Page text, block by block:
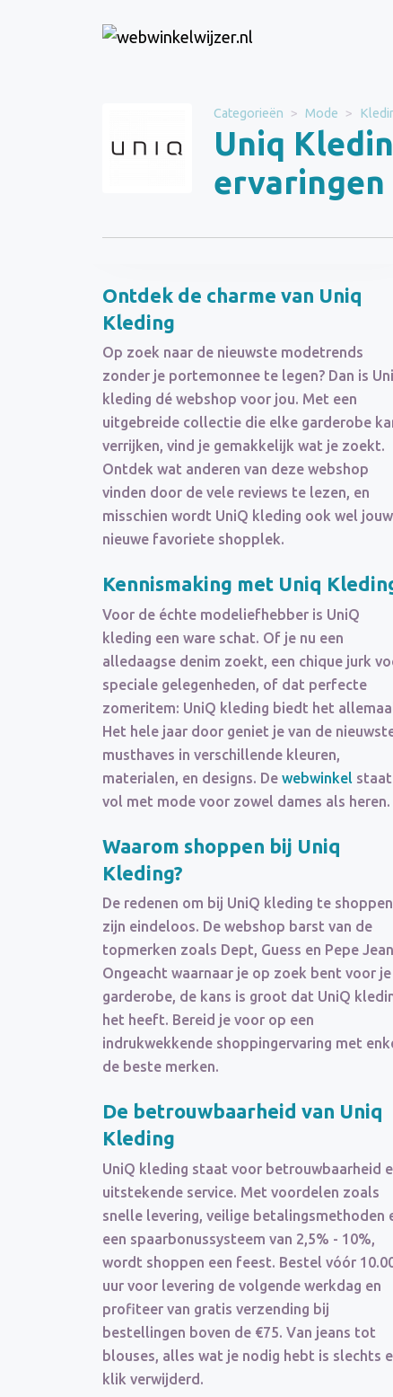
Categorieën Mode
Uniq
ervaringen
Uniq Kleding
Categorie
Mode
Ontdek de charme van Uniq
Kleding
Op zoek naar de nieuwste modetrends
zonder je portemonnee te legen? Dan is
kleding dé webshop voor jou. Met een
uitgebreide collectie die elke garderobe
verrijken, vind je gemakkelijk wat je zoekt.
Ontdek wat anderen van deze webshop
vinden door de vele reviews te lezen, en
misschien wordt UniQ kleding ook wel jouw
nieuwe favoriete shopplek.
Kennismaking met Uniq
Voor de échte modeliefhebber is UniQ
kleding een ware schat. Of je nu een
alledaagse denim zoekt, een chique jurk
speciale gelegenheden, of dat perfecte
zomeritem: UniQ kleding biedt het
Het hele jaar door geniet je van de
musthaves in verschillende kleuren,
materialen, en designs. De webwinkel staat
vol met mode voor zowel dames als heren.
Waarom shoppen bij Uniq
Kleding?
De redenen om bij UniQ kleding te shoppen
zijn eindeloos. De webshop barst van de
topmerken zoals Dept, Guess en Pepe
Ongeacht waarnaar je op zoek bent voor je
garderobe, de kans is groot dat UniQ
het heeft. Bereid je voor op een
indrukwekkende shoppingervaring met
de beste merken.
De betrouwbaarheid van Uniq
Kleding
UniQ kleding staat voor betrouwbaarheid
uitstekende service. Met voordelen zoals
snelle levering, veilige betalingsmethoden
een spaarbonussysteem van 2,5% - 10%,
wordt shoppen een feest. Bestel vóór
uur voor levering de volgende werkdag en
profiteer van gratis verzending bij
bestellingen boven de €75. Van jeans tot
blouses, alles wat je nodig hebt is slechts
klik verwijderd.